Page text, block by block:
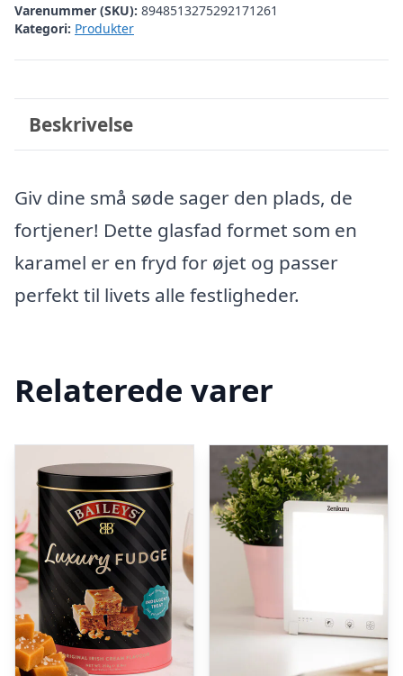
Varenummer (SKU): 8948513275292171261
Kategori: Produkter
Beskrivelse
Giv dine små søde sager den plads, de
fortjener! Dette glasfad formet som en
karamel er en fryd for øjet og passer
perfekt til livets alle festligheder.
Relaterede varer